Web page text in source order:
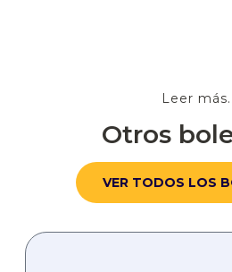
Leer
Otros
VER TODOS LOS